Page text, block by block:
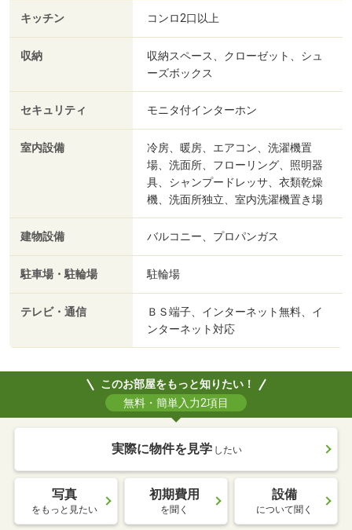
キッチン コンロ2口以上
収納
収納スペース、クローゼット、シュ
ーズボックス
セキュリティ モニタ付インターホン
室内設備
冷房、暖房、エアコン、洗濯機置
場、洗面所、フローリング、照明器
具、シャンプードレッサ、衣類乾燥
機、洗面所独立、室内洗濯機置き場
建物設備 バルコニー、プロパンガス
駐車場・駐輪場 駐輪場
テレビ・通信
ＢＳ端子、インターネット無料、イ
ンターネット対応
このお部屋をもっと知りたい！
無料・簡単入力2項目
実際に物件を見学 したい
写真
をもっと見たい
初期費用
を聞く
設備
について聞く